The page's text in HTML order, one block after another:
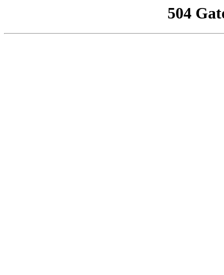
504